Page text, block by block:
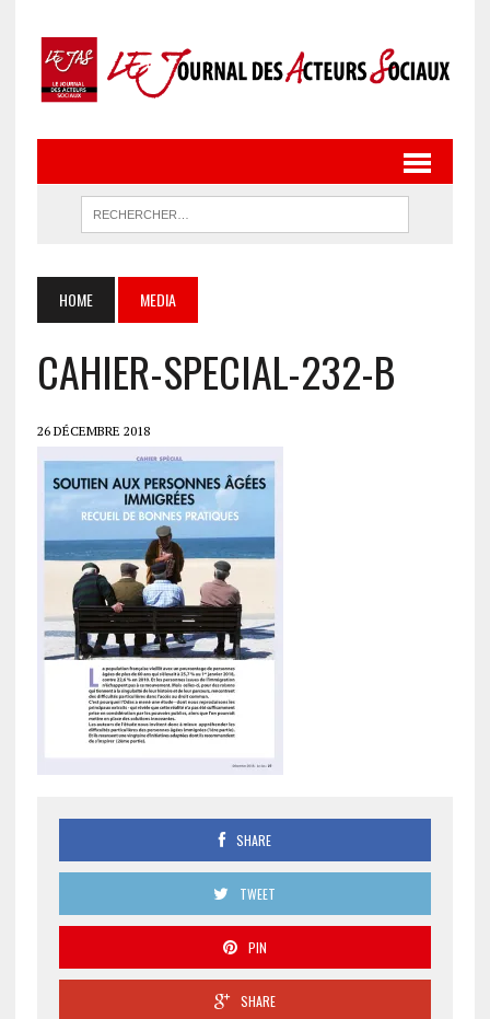
HOME MEDIA
CAHIER-SPECIAL-232-B
26 DÉCEMBRE 2018
SHARE
TWEET
PIN
SHARE